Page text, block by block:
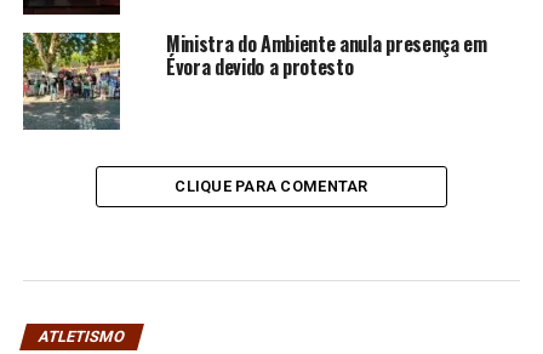
Ministra do Ambiente anula presença em
Évora devido a protesto
CLIQUE PARA COMENTAR
ATLETISMO